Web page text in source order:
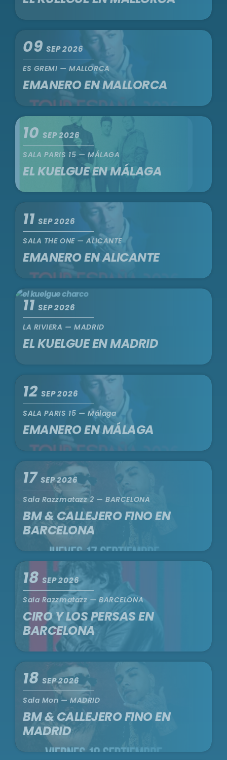
09 SEP 2026
ES GREMI — MALLORCA
EMANERO EN MALLORCA
10 SEP 2026
SALA PARIS 15 — MÁLAGA
EL KUELGUE EN MÁLAGA
11 SEP 2026
SALA THE ONE — ALICANTE
EMANERO EN ALICANTE
11 SEP 2026
LA RIVIERA — MADRID
EL KUELGUE EN MADRID
12 SEP 2026
SALA PARIS 15 — Málaga
EMANERO EN MÁLAGA
17 SEP 2026
Sala Razzmatazz 2 — BARCELONA
BM & CALLEJERO FINO EN
BARCELONA
18 SEP 2026
Sala Razzmatazz — BARCELONA
CIRO Y LOS PERSAS EN
BARCELONA
18 SEP 2026
Sala Mon — MADRID
BM & CALLEJERO FINO EN
MADRID